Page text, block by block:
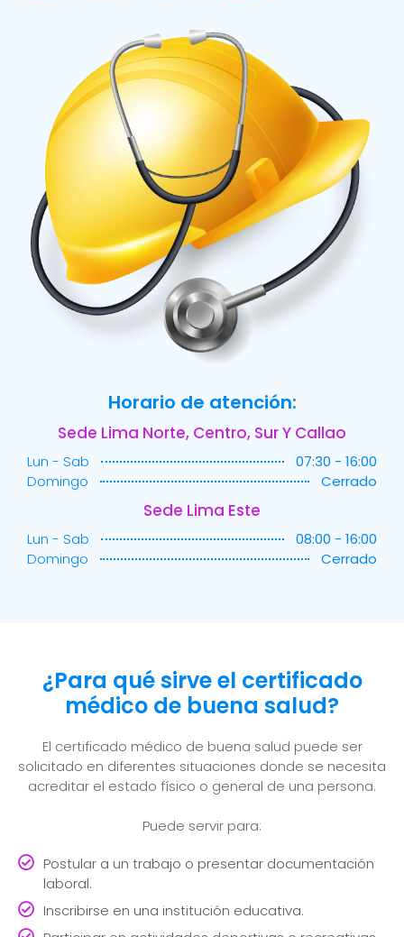
Horario de atención:
Sede Lima Norte, Centro, Sur Y Callao
Lun - Sab
07:30 - 16:00
Domingo
Cerrado
Sede Lima Este
Lun - Sab
08:00 - 16:00
Domingo
Cerrado
¿Para qué sirve el certificado
médico de buena salud?
El certificado médico de buena salud puede ser
solicitado en diferentes situaciones donde se necesita
acreditar el estado físico o general de una persona.
Puede servir para:
Postular a un trabajo o presentar documentación
laboral.
Inscribirse en una institución educativa.